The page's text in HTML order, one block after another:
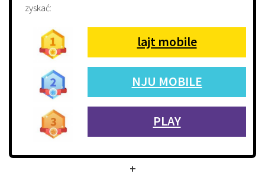
zyskać:
lajt mobile
NJU MOBILE
PLAY
+